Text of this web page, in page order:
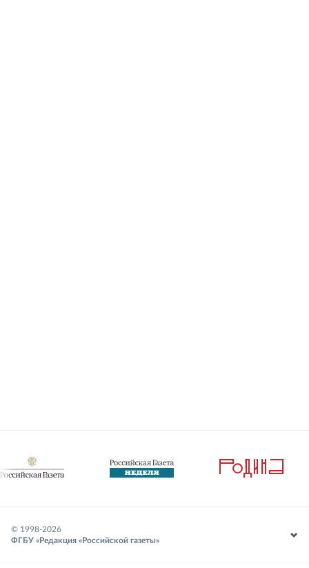
© 1998-2026
ФГБУ «Редакция «Российской газеты»